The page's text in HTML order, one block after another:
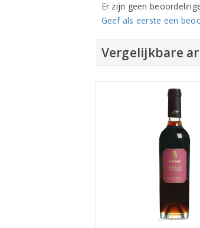
Er zijn geen
Geef als eerste een
Vergelijkbare